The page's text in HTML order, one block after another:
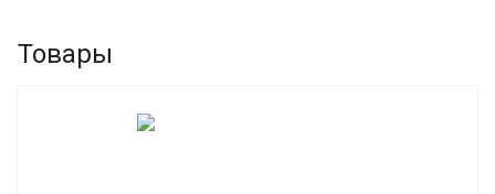
Товары